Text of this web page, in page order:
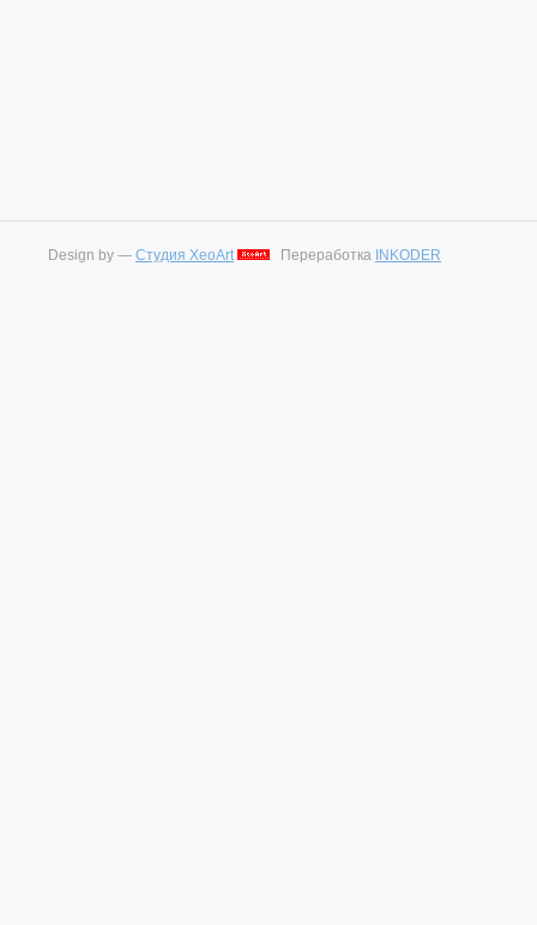
Design by — Студия XeoArt Переработка INKODER